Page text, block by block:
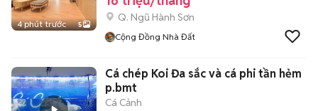
4 phút trước 5
Q. Ngũ Hành Sơn
Cộng Đồng Nhà Đất
Cá chép Koi Đa sắc và cá phi tần hẻm
p.bmt
Cá Cảnh